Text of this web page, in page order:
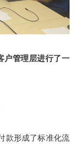
户管理层进行了一
款形成了标准化流